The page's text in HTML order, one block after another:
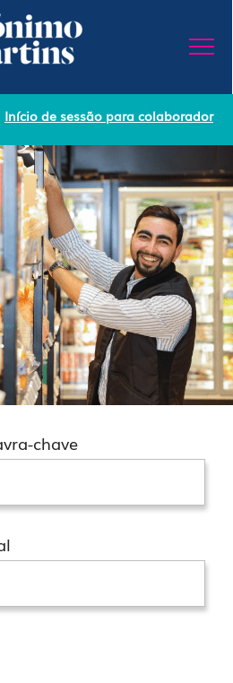
Início de sessão para colaborador
chave